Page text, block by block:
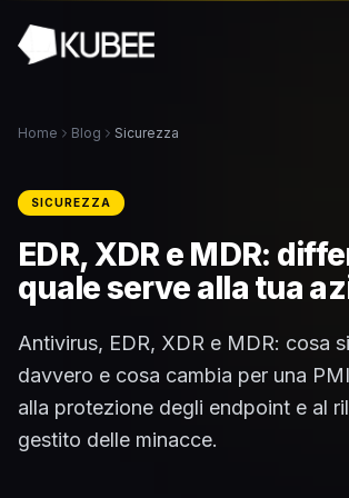
Home Blog Sicurezza
SICUREZZA
EDR, XDR e MDR:
quale serve alla tua
Antivirus, EDR, XDR e MDR: cosa
davvero e cosa cambia per una
alla protezione degli endpoint e al
gestito delle minacce.